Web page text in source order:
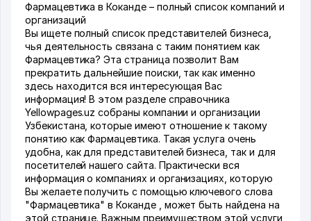
Фармацевтика в Коканде – полный список компаний и
организаций
Вы ищете полный список представителей бизнеса,
чья деятельность связана с таким понятием как
Фармацевтика? Эта страница позволит Вам
прекратить дальнейшие поиски, так как именно
здесь находится вся интересующая Вас
информация! В этом разделе справочника
Yellowpages.uz собраны компании и организации
Узбекистана, которые имеют отношение к такому
понятию как Фармацевтика. Такая услуга очень
удобна, как для представителей бизнеса, так и для
посетителей нашего сайта. Практически вся
информация о компаниях и организациях, которую
Вы желаете получить с помощью ключевого слова
"Фармацевтика" в Коканде , может быть найдена на
этой странице. Важным преимуществом этой услуги